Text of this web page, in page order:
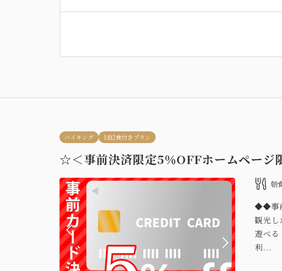
バイキング 1泊2食付きプラン
☆＜事前決済限定5％OFFホームペー
朝
◆◆事
観光
遊べ
利...